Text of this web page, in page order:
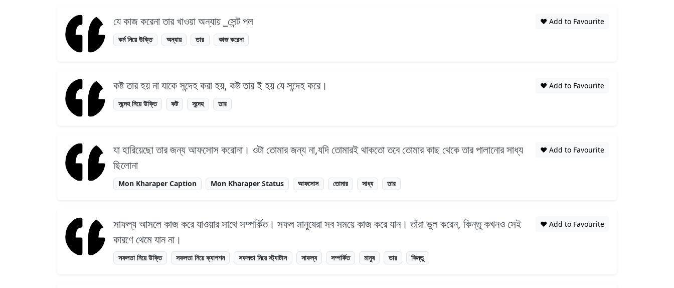
যে কাজ করেনা তার খাওয়া অন্যায় _সেন্ট পল
কর্ম নিয়ে উক্তি অন্যায় তার কাজ করেনা
❤️ Add to Favourite
কষ্ট তার হয় না যাকে সন্দেহ করা হয়, কষ্ট তার ই হয় যে সন্দেহ করে।
সন্দেহ নিয়ে উক্তি কষ্ট সন্দেহ তার
❤️ Add to Favourite
যা হারিয়েছো তার জন্য আফসোস করোনা। ওটা তোমার জন্য না,যদি তোমারই থাকতো তবে তোমার কাছ থেকে তার পালানোর সাধ্য
ছিলোনা
Mon Kharaper Caption Mon Kharaper Status আফসোস তোমার সাধ্য তার
❤️ Add to Favourite
সাফল্য আসলে কাজ করে যাওয়ার সাথে সম্পর্কিত। সফল মানুষেরা সব সময়ে কাজ করে যান। তাঁরা ভুল করেন, কিন্তু কখনও সেই
কারণে থেমে যান না।
সফলতা নিয়ে উক্তি সফলতা নিয়ে ক্যাপশন সফলতা নিয়ে স্ট্যাটাস সাফল্য সম্পর্কিত মানুষ তার কিন্তু
❤️ Add to Favourite